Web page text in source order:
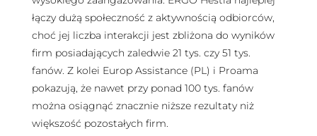
łączy dużą społeczność z aktywnością odbiorców,
choć jej liczba interakcji jest zbliżona do wyników
firm posiadających zaledwie 21 tys. czy 51 tys.
fanów. Z kolei Europ Assistance (PL) i Proama
pokazują, że nawet przy ponad 100 tys. fanów
można osiągnąć znacznie niższe rezultaty niż
większość pozostałych firm.